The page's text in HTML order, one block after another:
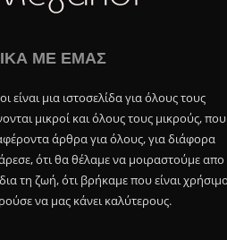
ΜΕ ΕΜΆΣ
είναι μια ιστοσελίδα για όλους τους
μικροί και όλους τους μικρούς, που
άρθρα για όλους, για διάφορα
ότι θα θέλαμε να μοιραστούμε απο
τη ζωή, ότι βρήκαμε που είναι
να μας κάνει καλύτερους.